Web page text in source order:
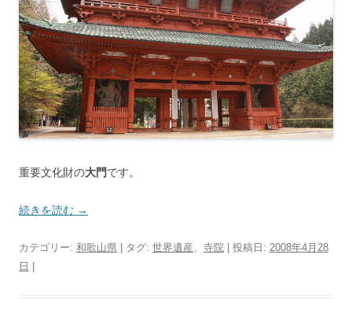
重要文化財の大門です。
続きを読む →
カテゴリー: 和歌山県 | タグ: 世界遺産 寺院 | 投稿日: 2008年4月28
日 |